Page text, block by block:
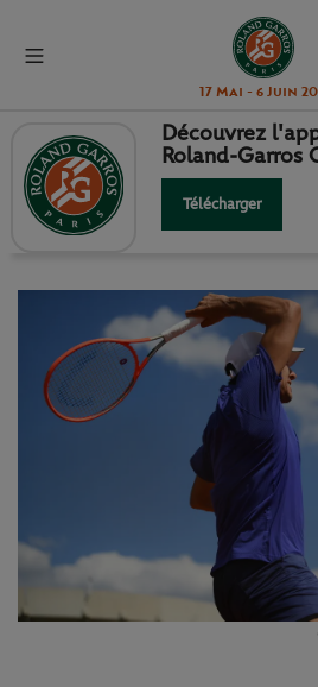
17 Mai - 6 Juin
J 4 : LES CHIFFRES
Un résumé chiffré de la quatrième
Découvrez
Roland-Garros
Télécharger